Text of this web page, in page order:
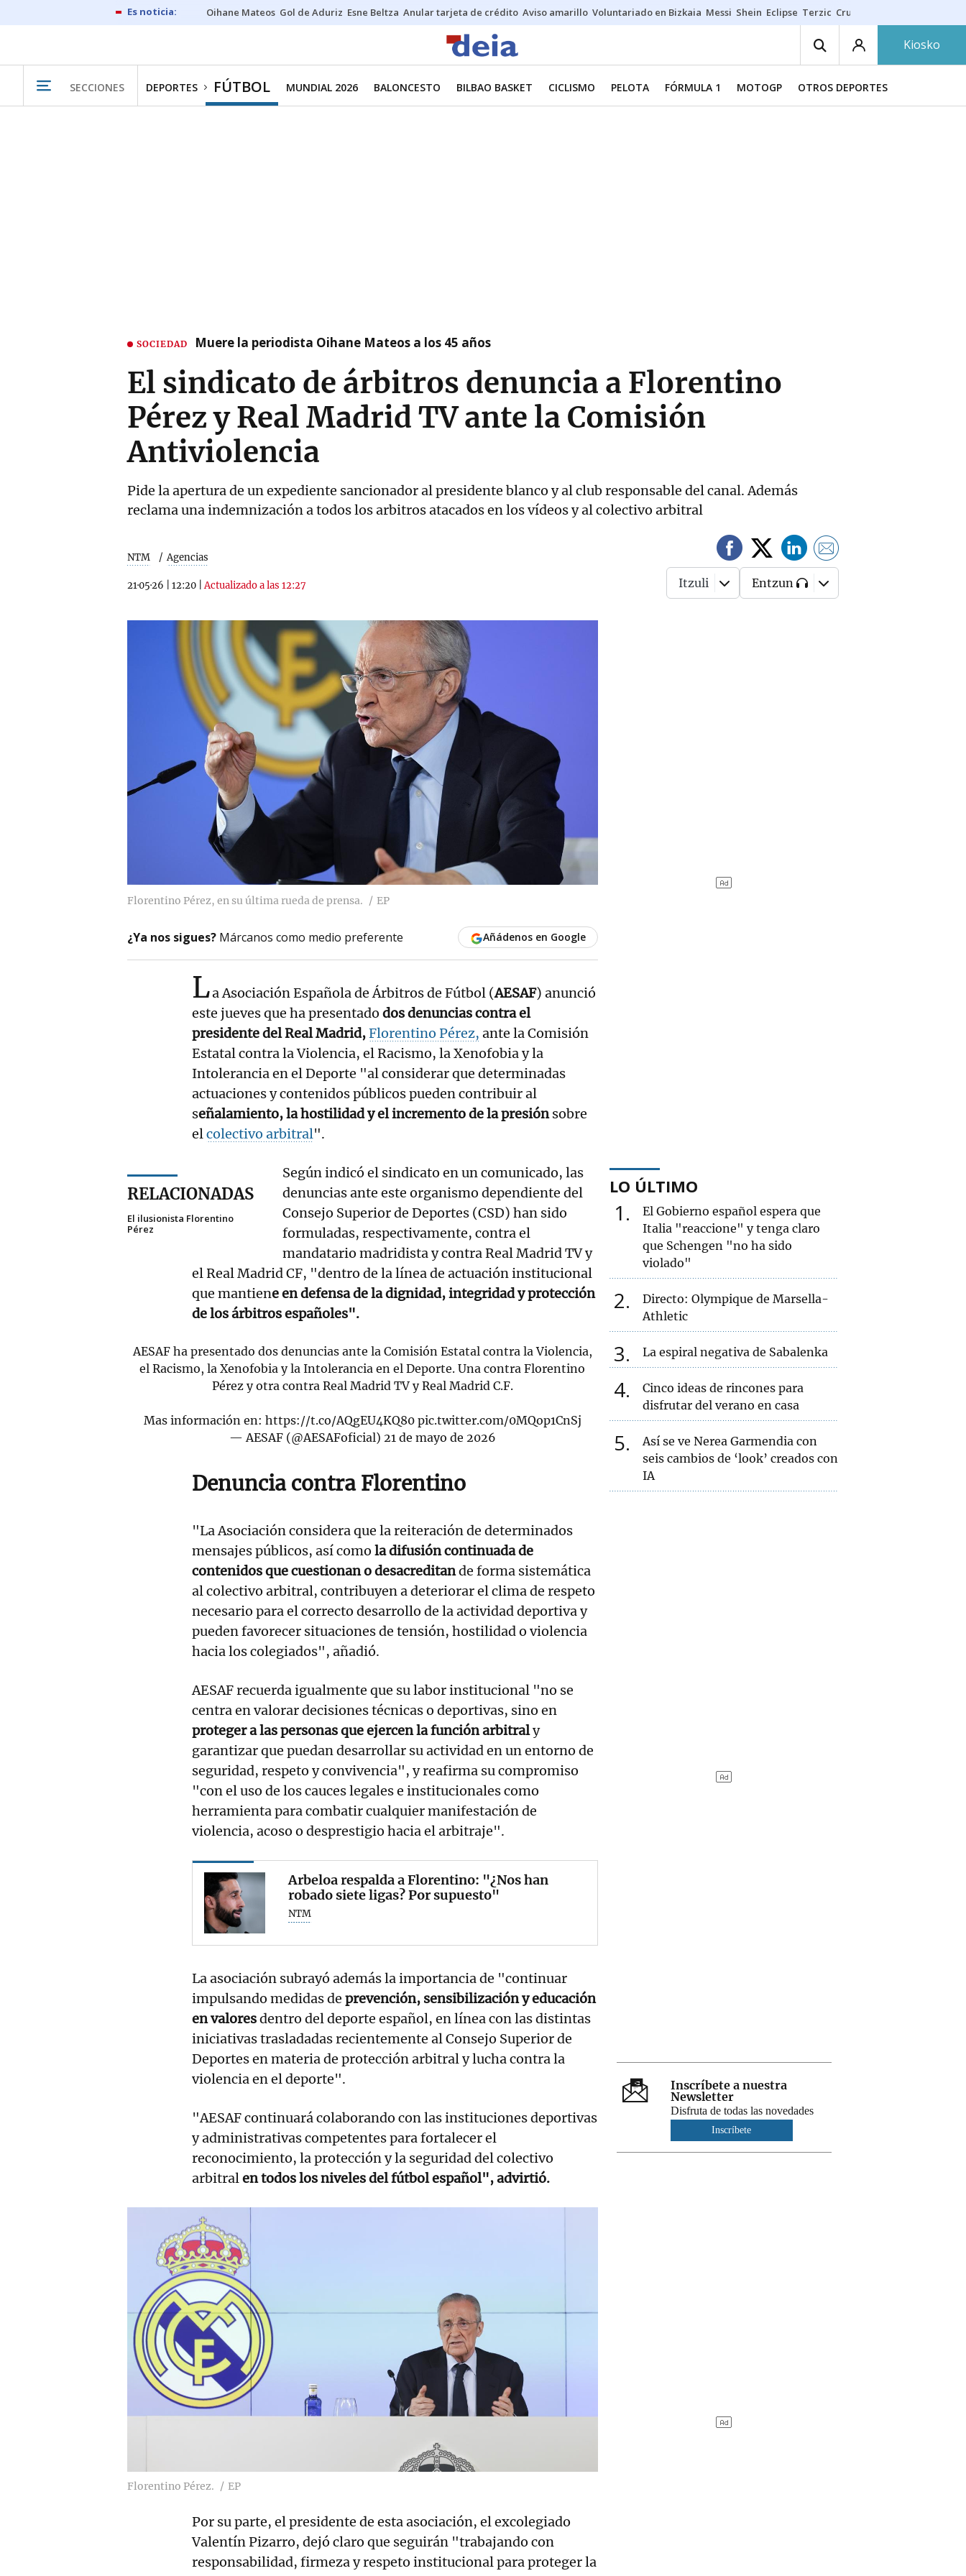
Oihane Mateos Gol de Aduriz Esne Beltza Anular tarjeta de crédito Aviso amarillo Voluntariado en Bizkaia Messi Shein Eclipse Terzic Cruz Gorbeia
Kiosko
SECCIONES DEPORTES FÚTBOL MUNDIAL 2026 BALONCESTO BILBAO BASKET CICLISMO PELOTA FÓRMULA 1 MOTOGP OTROS DEPORTES
SOCIEDAD Muere la periodista Oihane Mateos a los 45 años
El sindicato de árbitros denuncia a Florentino
Pérez y Real Madrid TV ante la Comisión
Antiviolencia
Pide la apertura de un expediente sancionador al presidente blanco y al club responsable del canal. Además
reclama una indemnización a todos los arbitros atacados en los vídeos y al colectivo arbitral
NTM Agencias
21·05·26 12:20 |Actualizado a las 12:27 Itzuli Entzun
Florentino Pérez, en su última rueda de prensa. EP
¿Ya nos sigues? Márcanos como medio preferente Añádenos en Google
La Asociación Española de Árbitros de Fútbol (AESAF) anunció
este jueves que ha presentado dos denuncias contra el
presidente del Real Madrid,Florentino Pérez, ante la Comisión
Estatal contra la Violencia, el Racismo, la Xenofobia y la
Intolerancia en el Deporte "al considerar que determinadas
actuaciones y contenidos públicos pueden contribuir al
señalamiento, la hostilidad y el incremento de la presiónsobre
elcolectivo arbitral".
RELACIONADAS
El ilusionista Florentino
Pérez
Según indicó el sindicato en un comunicado, las
denuncias ante este organismo dependiente del
Consejo Superior de Deportes (CSD) han sido
formuladas, respectivamente, contra el
mandatario madridista y contra Real Madrid TV y
el Real Madrid CF, "dentro de la línea de actuación institucional
que mantiene en defensa de la dignidad, integridad y protección
de los árbitros españoles".
AESAF ha presentado dos denuncias ante la Comisión Estatal contra la Violencia,
el Racismo, la Xenofobia y la Intolerancia en el Deporte. Una contra Florentino
Pérez y otra contra Real Madrid TV y Real Madrid C.F.
Mas información en: https://t.co/AQgEU4KQ80 pic.twitter.com/0MQop1CnSj
— AESAF (@AESAFoficial) 21 de mayo de 2026
Denuncia contra Florentino
"La Asociación considera que la reiteración de determinados
mensajes públicos, así como la difusión continuada de
contenidos que cuestionan o desacreditande forma sistemática
al colectivo arbitral, contribuyen a deteriorar el clima de respeto
necesario para el correcto desarrollo de la actividad deportiva y
pueden favorecer situaciones de tensión, hostilidad o violencia
hacia los colegiados", añadió.
AESAF recuerda igualmente que su labor institucional "no se
centra en valorar decisiones técnicas o deportivas, sino en
proteger a las personas que ejercen la función arbitraly
garantizar que puedan desarrollar su actividad en un entorno de
seguridad, respeto y convivencia", y reafirma su compromiso
"con el uso de los cauces legales e institucionales como
herramienta para combatir cualquier manifestación de
violencia, acoso o desprestigio hacia el arbitraje".
Arbeloa respalda a Florentino: "¿Nos han
robado siete ligas? Por supuesto"
NTM
La asociación subrayó además la importancia de "continuar
impulsando medidas de prevención, sensibilización y educación
en valoresdentro del deporte español, en línea con las distintas
iniciativas trasladadas recientemente al Consejo Superior de
Deportes en materia de protección arbitral y lucha contra la
violencia en el deporte".
"AESAF continuará colaborando con las instituciones deportivas
y administrativas competentes para fortalecer el
reconocimiento, la protección y la seguridad del colectivo
arbitralen todos los niveles del fútbol español", advirtió.
Florentino Pérez. EP
Por su parte, el presidente de esta asociación, el excolegiado
Valentín Pizarro, dejó claro que seguirán "trabajando con
responsabilidad, firmeza y respeto institucional para proteger la
LO ÚLTIMO
1
El Gobierno español espera que
Italia "reaccione" y tenga claro
que Schengen "no ha sido
violado"
2
Directo: Olympique de Marsella-
Athletic
3 La espiral negativa de Sabalenka
4
Cinco ideas de rincones para
disfrutar del verano en casa
5
Así se ve Nerea Garmendia con
seis cambios de ‘look’ creados con
IA
Inscríbete a nuestra
Newsletter
Disfruta de todas las novedades
Inscríbete